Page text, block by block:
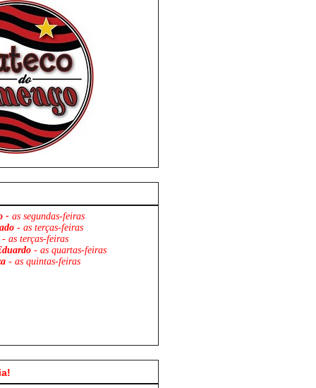
- as segundas-feiras
- as terças-feiras
- as terças-feiras
- as quartas-feiras
- as quintas-feiras